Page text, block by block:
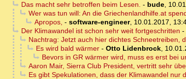
Das macht sehr betroffen beim Lesen. - bude,
Wer was tun will: An die Griechenlandhilfe.at
Apropos, - software-engineer, 10.01.2017,
Der Klimawandel ist schon sehr weit fortgeschritten -
Nachtrag: Jetzt auch hier dichtes Schneetreiben,
Es wird bald wärmer- Otto Lidenbrock,
Bevors in GR wärmer wird, muss es erst bei
Aaron Mair, Sierra Club President, vertritt sehr
Es gibt Spekulationen, dass der Klimawandel